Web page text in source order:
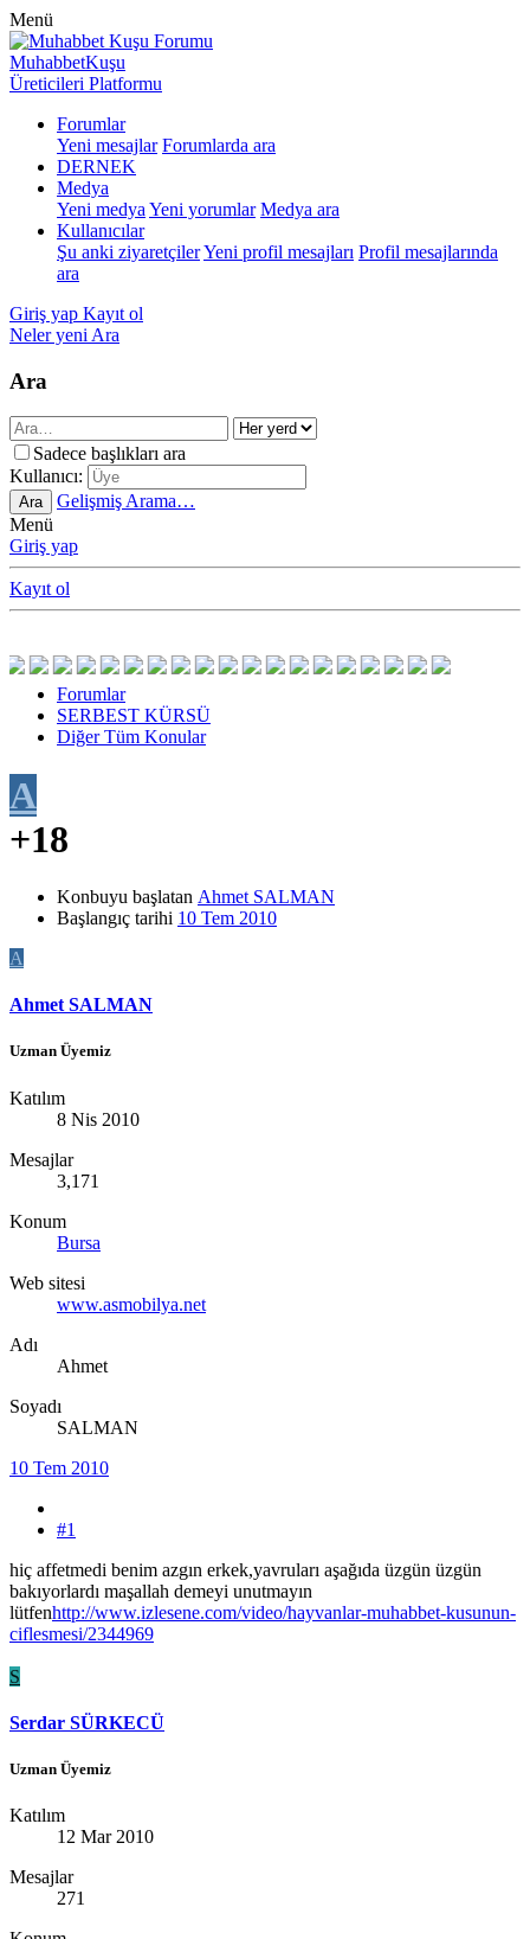
Menü
MuhabbetKuşu
Üreticileri Platformu
Forumlar
Yeni mesajlar Forumlarda ara
DERNEK
Medya
Yeni medya Yeni yorumlar Medya ara
Kullanıcılar
Şu anki ziyaretçilerYeni profil mesajları Profil mesajlarında
ara
Giriş yap Kayıt ol
Neler yeni Ara
Ara
Sadece başlıkları ara
Kullanıcı:
Ara
Gelişmiş Arama…
Menü
Giriş yap
Kayıt ol
Forumlar
SERBEST KÜRSÜ
Diğer Tüm Konular
A
+18
Konbuyu başlatan Ahmet SALMAN
Başlangıç tarihi 10 Tem 2010
A
Ahmet SALMAN
Uzman Üyemiz
Katılım
8 Nis 2010
Mesajlar
3,171
Konum
Bursa
Web sitesi
www.asmobilya.net
Adı
Ahmet
Soyadı
SALMAN
10 Tem 2010
#1
hiç affetmedi benim azgın erkek,yavruları aşağıda üzgün üzgün
bakıyorlardı maşallah demeyi unutmayın
lütfenhttp://www.izlesene.com/video/hayvanlar-muhabbet-kusunun-
ciflesmesi/2344969
S
Serdar SÜRKECÜ
Uzman Üyemiz
Katılım
12 Mar 2010
Mesajlar
271